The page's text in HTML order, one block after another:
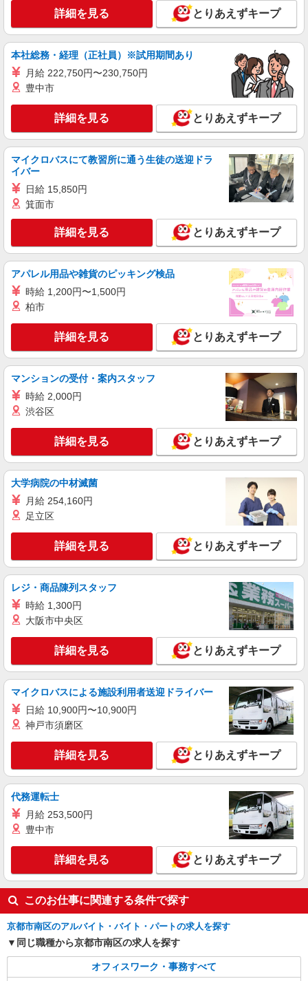
京都府京都市南区吉祥院石原上川原町1-2
キープ
アルバイト パート
近畿自動車株式会社
一般事務スタッフ
時給1,122円〜
京都府京都市南区吉祥院新田弐ノ段町62
詳細を見る
派遣社員
UTエージェント株式会社 AGT関西第三CU AGT京都エリア HF宮の東
CL 《Jczd1C》
入出荷・ピッキング
×8H実働×20日稼働＋各種手当） ※基本残業なし
京都府京都市南区 勤務詳細：京都市南区 通勤
方法：徒歩/自転車/バス/電車/バイク 最寄り駅：西
キープ 詳細を見る
派遣社員
UTエージェント株式会社 AGT関西第三CU AGT京都エリア MZ久世CL
《Jdpu1C》
データ入力・製品管理・伝票発行・ラベル貼り
時給：1,230円〜 月収例：188,000円（時給
×7.5H実働×20日稼働＋各種手当） ※基本残業な
し 京都府京都市南区 勤務詳細：京都市南区 通勤
方法：徒歩/自転車/バス/バイク 最寄り駅：西向日
駅からバイク10分
キープ 詳細を見る
正社員
UTエージェント株式会社 AGT関西第三CU AGT京都エリア AK東向井
CL 《Jdum1C》
一般事務・給与計算・PC作業
時給：1,250円〜 月収例：187,000円（時給
京都府京都市南区 勤務詳細：京都市 通勤方
法：徒歩/車/自転車/バス/電車/バイク 最寄り駅：
上鳥羽口駅から車10分 ※構内の（無料）駐車場利
用OK
キープ 詳細を見る
正社員
UTエージェント株式会社 AGT関西第三CU AGT京都エリア SKE上鳥
羽CL 《Jdvc1C》
時給：1,320円〜 月収例：231,000円（時給
×7.5H実働×20日稼働＋各種手当）
京都府京都市南区 勤務詳細：京都市南区 通勤
方法：徒歩/自転車/バス/電車/バイク 最寄り駅：十
条駅から徒歩8分
詳細を見る
詳細を見る とりあえずキープ
本社総務・経理（正社員）※試用期間あり
月給 222,750円〜230,750円
豊中市
詳細を見る とりあえずキープ
マイクロバスにて教習所に通う生徒の送迎ドラ
イバー
日給 15,850円
箕面市
詳細を見る とりあえずキープ
アパレル用品や雑貨のピッキング検品
時給 1,200円〜1,500円
柏市
詳細を見る とりあえずキープ
マンションの受付・案内スタッフ
時給 2,000円
渋谷区
詳細を見る とりあえずキープ
大学病院の中材滅菌
月給 254,160円
足立区
詳細を見る とりあえずキープ
レジ・商品陳列スタッフ
時給 1,300円
大阪市中央区
詳細を見る とりあえずキープ
マイクロバスによる施設利用者送迎ドライバー
日給 10,900円〜10,900円
神戸市須磨区
詳細を見る とりあえずキープ
代務運転士
月給 253,500円
豊中市
詳細を見る とりあえずキープ
このお仕事に関連する条件で探す
京都市南区のアルバイト・バイト・パートの求人を探す
同じ職種から京都市南区の求人を探す
オフィスワーク・事務すべて